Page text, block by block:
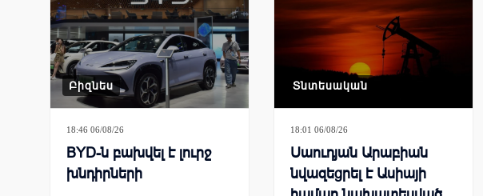
Բիզնես
18:46 06/08/26
BYD-ն բախվել է լուրջ
խնդիրների
Տնտեսական
18:01 06/08/26
Սաուդյան Արաբիան
նվազեցրել է Ասիայի